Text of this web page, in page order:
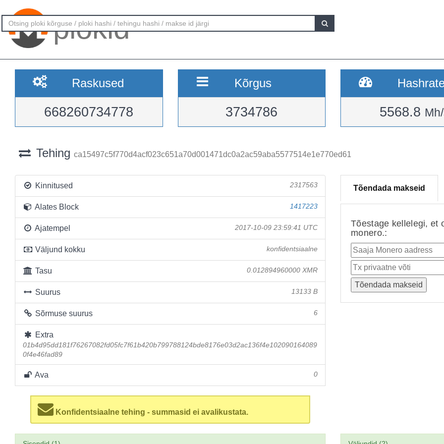
plokid
Raskused
668260734778
Kõrgus
3734786 5568.8
Tehing ca15497c5f770d4acf023c651a70d001471dc0a2ac59aba5577514e1e770ed61
Kinnitused 2317563
Alates Block 1417223
Ajatempel 2017-10-09 23:59:41 UTC
Väljund kokku konfidentsiaalne
Tasu 0.012894960000 XMR
Suurus 13133 B
Sõrmuse suurus 6
Extra
01b4d95dd181f76267082fd05fc7f61b420b799788124bde8176e03d2ac136f4e102090164089
0f4e46fad89
Ava 0
Konfidentsiaalne tehing - summasid ei avalikustata.
Tõendada makseid
Tõestage kellelegi, et
monero.: